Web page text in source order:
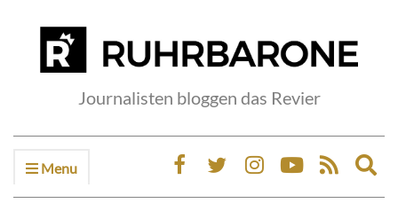
Journalisten bloggen das Revier
Menu